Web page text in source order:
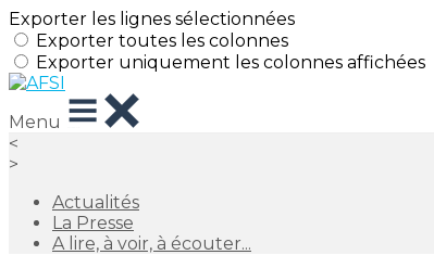
Exporter les lignes sélectionnées
Exporter toutes les colonnes
Exporter uniquement les colonnes affichées
Menu
<
>
Actualités
La Presse
A lire, à voir, à écouter...